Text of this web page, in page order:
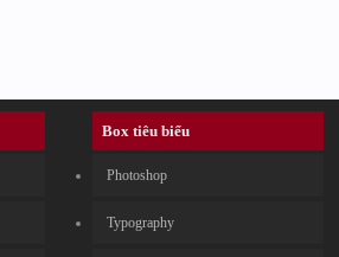
Box tiêu biểu
Photoshop
Typography